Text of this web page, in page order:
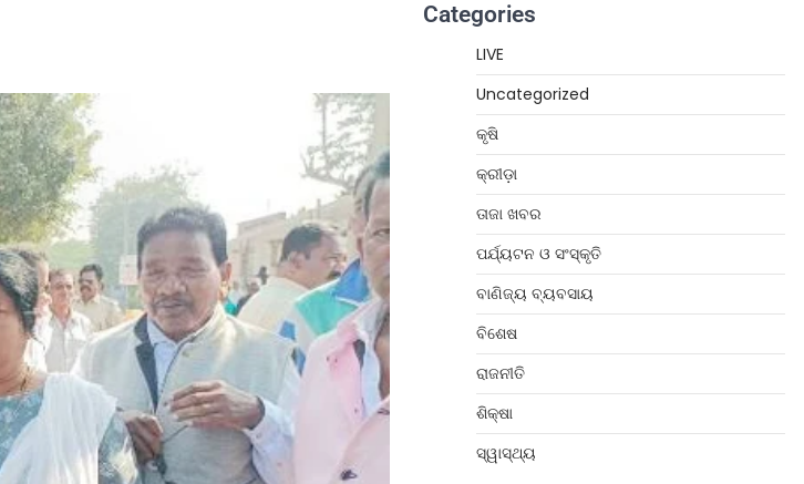
Categories
LIVE
Uncategorized
କୃଷି
କ୍ରୀଡ଼ା
ତାଜା ଖବର
ପର୍ଯ୍ୟଟନ ଓ ସଂସ୍କୃତି
ବାଣିଜ୍ୟ ବ୍ୟବସାୟ
ବିଶେଷ
ରାଜନୀତି
ଶିକ୍ଷା
ସ୍ୱାସ୍ଥ୍ୟ